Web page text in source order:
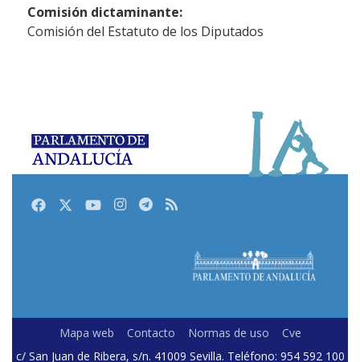
Comisión dictaminante:
Comisión del Estatuto de los Diputados
FacebookTwitterYoutubeInstagram
Telegram
RSS
Mapa web Contacto Normas de uso
Cve
c/ San Juan de Ribera, s/n. 41009 Sevilla. Teléfono: 954 592 100